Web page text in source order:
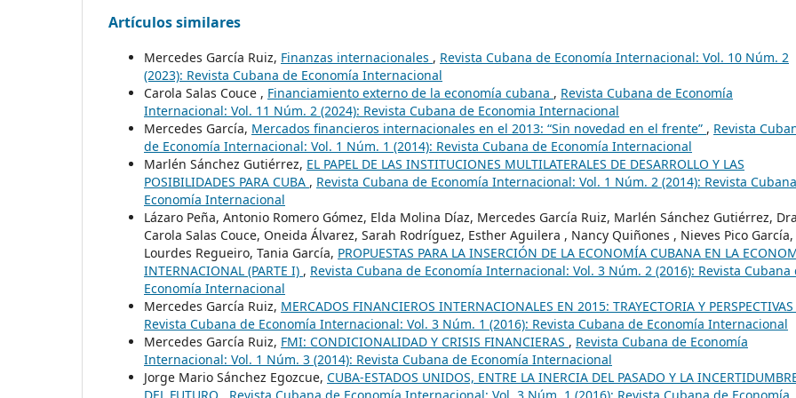
Artículos similares
Mercedes García Ruiz, Finanzas internacionales , Revista Cubana de Economía Internacional: Vol. 10 Núm. 2
(2023): Revista Cubana de Economía Internacional
Carola Salas Couce , Financiamiento externo de la economía cubana , Revista Cubana de Economía
Internacional: Vol. 11 Núm. 2 (2024): Revista Cubana de Economia Internacional
Mercedes García, Mercados financieros internacionales en el 2013: “Sin novedad en el frente” , Revista
de Economía Internacional: Vol. 1 Núm. 1 (2014): Revista Cubana de Economía Internacional
Marlén Sánchez Gutiérrez, EL PAPEL DE LAS INSTITUCIONES MULTILATERALES DE DESARROLLO Y LAS
POSIBILIDADES PARA CUBA , Revista Cubana de Economía Internacional: Vol. 1 Núm. 2 (2014): Revista
Economía Internacional
Lázaro Peña, Antonio Romero Gómez, Elda Molina Díaz, Mercedes García Ruiz, Marlén Sánchez Gutiérrez,
Carola Salas Couce, Oneida Álvarez, Sarah Rodríguez, Esther Aguilera , Nancy Quiñones , Nieves Pico García,
Lourdes Regueiro, Tania García, PROPUESTAS PARA LA INSERCIÓN DE LA ECONOMÍA CUBANA EN LA
INTERNACIONAL (PARTE I) , Revista Cubana de Economía Internacional: Vol. 3 Núm. 2 (2016): Revista Cubana
Economía Internacional
Mercedes García Ruiz, MERCADOS FINANCIEROS INTERNACIONALES EN 2015: TRAYECTORIA Y PERSPECTIVAS
Revista Cubana de Economía Internacional: Vol. 3 Núm. 1 (2016): Revista Cubana de Economía Internacional
Mercedes García Ruiz, FMI: CONDICIONALIDAD Y CRISIS FINANCIERAS , Revista Cubana de Economía
Internacional: Vol. 1 Núm. 3 (2014): Revista Cubana de Economía Internacional
Jorge Mario Sánchez Egozcue, CUBA-ESTADOS UNIDOS, ENTRE LA INERCIA DEL PASADO Y LA